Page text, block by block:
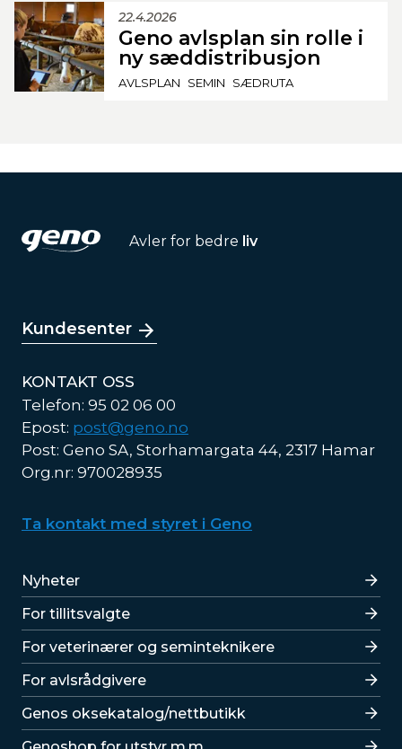
22.4.2026
Geno avlsplan sin rolle i
ny sæddistribusjon
AVLSPLAN SEMIN SÆDRUTA
Avler for bedre liv
Kundesenter
KONTAKT OSS
Telefon: 95 02 06 00
Epost: post@geno.no
Post: Geno SA, Storhamargata 44, 2317 Hamar
Org.nr: 970028935
Ta kontakt med styret i Geno
Lenker
Nyheter
For tillitsvalgte
For veterinærer og seminteknikere
For avlsrådgivere
Lenker
Genos oksekatalog/nettbutikk